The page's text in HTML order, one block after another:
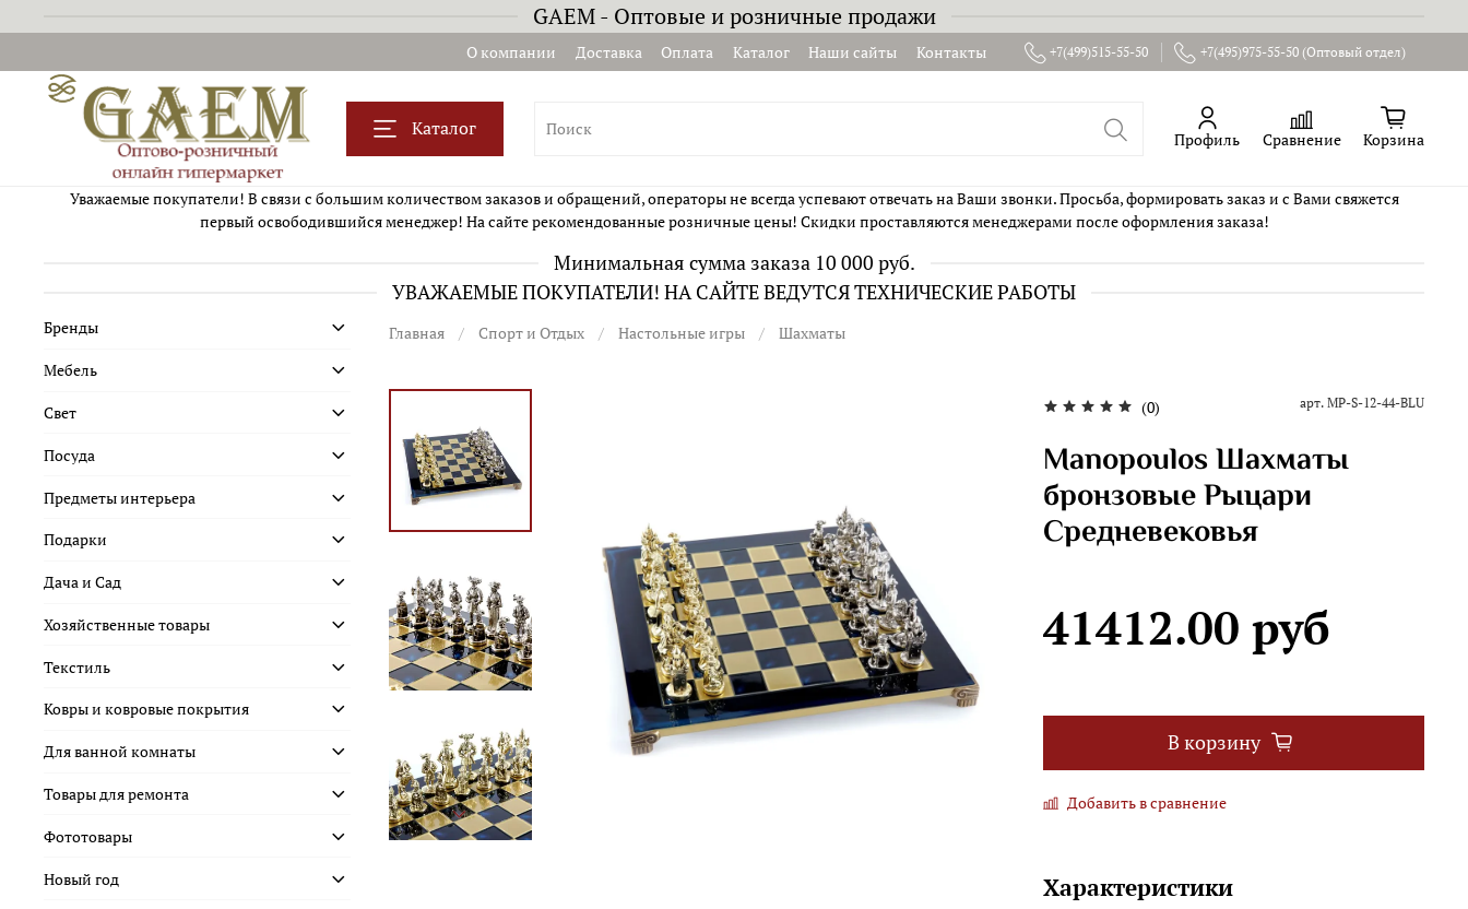
GAEM - Оптовые и розничные продажи
О компании Доставка Оплата Каталог Наши сайты Контакты +7(499)515-55-50 +7(495)975-55-50 (Оптовый отдел)
Каталог Профиль Сравнение Корзина
Уважаемые покупатели! В связи с большим количеством заказов и обращений, операторы не всегда успевают отвечать на Ваши звонки. Просьба, формировать заказ и с Вами свяжется
первый освободившийся менеджер! На сайте рекомендованные розничные цены! Скидки проставляются менеджерами после оформления заказа!
Минимальная сумма заказа 10 000 руб.
УВАЖАЕМЫЕ ПОКУПАТЕЛИ! НА САЙТЕ ВЕДУТСЯ ТЕХНИЧЕСКИЕ РАБОТЫ
Главная Спорт и Отдых Настольные игры Шахматы
(0) арт. MP-S-12-44-BLU
Manopoulos Шахматы
бронзовые Рыцари
Средневековья
41412.00 руб
В корзину
Добавить в сравнение
Характеристики
Бренды
Мебель
Свет
Посуда
Предметы интерьера
Подарки
Дача и Сад
Хозяйственные товары
Текстиль
Ковры и ковровые покрытия
Для ванной комнаты
Товары для ремонта
Фототовары
Новый год